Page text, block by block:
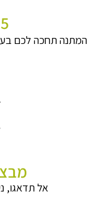
15
המתנה תחכה לכם
אל תדאגו,